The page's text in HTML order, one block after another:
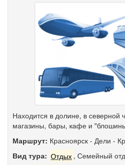
Находится в долине, в северной
магазины, бары, кафе и
Маршрут: Красноярск - Дели -
Вид тура: Отдых , Семейный